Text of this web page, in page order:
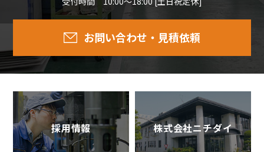
お問い合わせ・見積依頼
採用情報 株式会社ニチダイ